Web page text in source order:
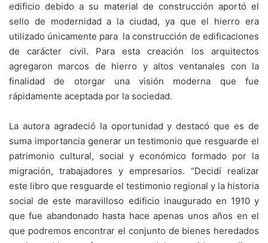
edificio debido a su material de construcción aportó el
sello de modernidad a la ciudad, ya que el hierro era
utilizado únicamente para la construcción de edificaciones
de carácter civil. Para esta creación los arquitectos
agregaron marcos de hierro y altos ventanales con la
finalidad de otorgar una visión moderna que fue
rápidamente aceptada por la sociedad.
La autora agradeció la oportunidad y destacó que es de
suma importancia generar un testimonio que resguarde el
patrimonio cultural, social y económico formado por la
migración, trabajadores y empresarios. “Decidí realizar
este libro que resguarde el testimonio regional y la historia
social de este maravilloso edificio inaugurado en 1910 y
que fue abandonado hasta hace apenas unos años en el
que podremos encontrar el conjunto de bienes heredados